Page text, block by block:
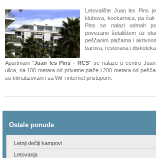
Letovalište Juan les Pins
klubova, kockarnica, pa
Pins se nalazi odmah
povezano šetalištem uz
peščanim plažama i
barova, restorana i diskoteka.
Apartmani "Juan les Pins - RCS" se nalaze u centru
ulica, na 100 metara od privatne plaže i 200 metara od
su klimatizovani i sa WiFi internet pristupom.
Ostale ponude
Letnji dečiji kampovi
Letovanja